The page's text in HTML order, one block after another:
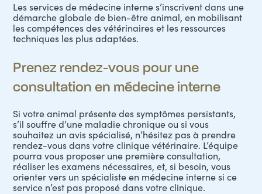
Les services de médecine interne s’inscrivent dans une
démarche globale de bien-être animal, en mobilisant
les compétences des vétérinaires et les ressources
techniques les plus adaptées.
Prenez rendez-vous pour une
consultation en médecine interne
Si votre animal présente des symptômes persistants,
s’il souffre d’une maladie chronique ou si vous
souhaitez un avis spécialisé, n’hésitez pas à prendre
rendez-vous dans votre clinique vétérinaire. L’équipe
pourra vous proposer une première consultation,
réaliser les examens nécessaires, et, si besoin, vous
orienter vers un spécialiste en médecine interne si ce
service n’est pas proposé dans votre clinique.